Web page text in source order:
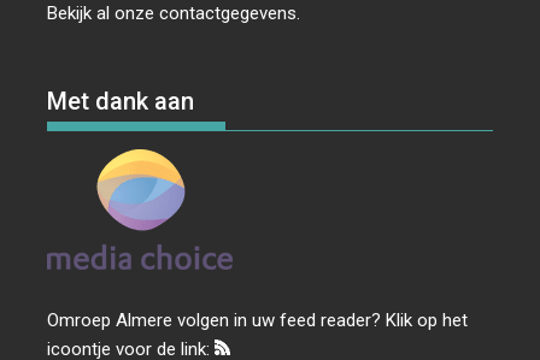
Bekijk al onzecontactgegevens
Met dank aan
Omroep Almere volgen in uw feed reader? Klik op het
icoontje voor de link: